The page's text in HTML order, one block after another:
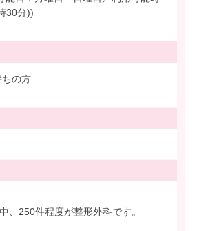
30分))
の方
、250件程度が整形外科です。